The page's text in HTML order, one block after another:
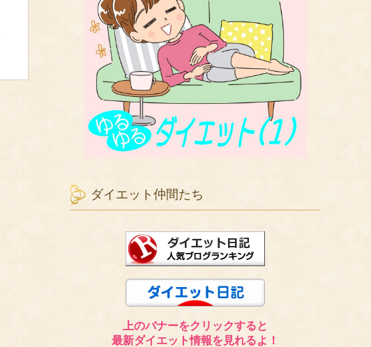
ダイエット仲間たち
上のバナーをクリックすると
最新ダイエット情報を見れるよ！